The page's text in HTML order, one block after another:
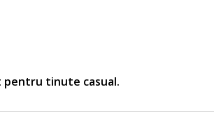
pentru tinute casual.